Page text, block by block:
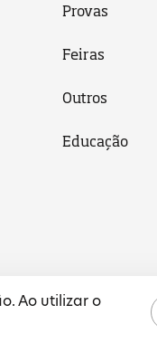
Ao utilizar o
Provas
Feiras
Outros
Educação
Política